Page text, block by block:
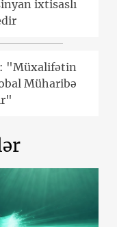
ixtisaslı
"Müxalifətin
Müharibə